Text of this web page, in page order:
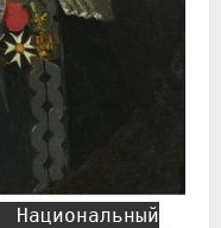
Национальный